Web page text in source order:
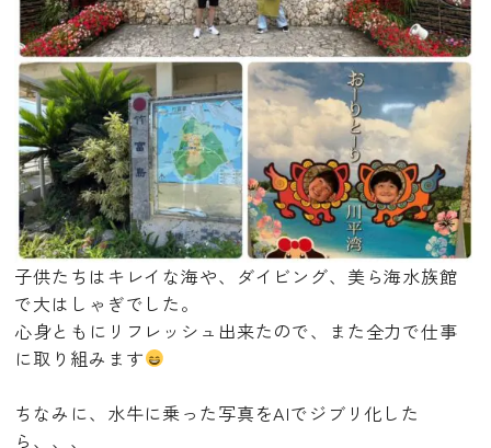
子供たちはキレイな海や、ダイビング、美ら海水族館
で大はしゃぎでした。
心身ともにリフレッシュ出来たので、また全力で仕事
に取り組みます
ちなみに、水牛に乗った写真をAIでジブリ化した
ら、、、